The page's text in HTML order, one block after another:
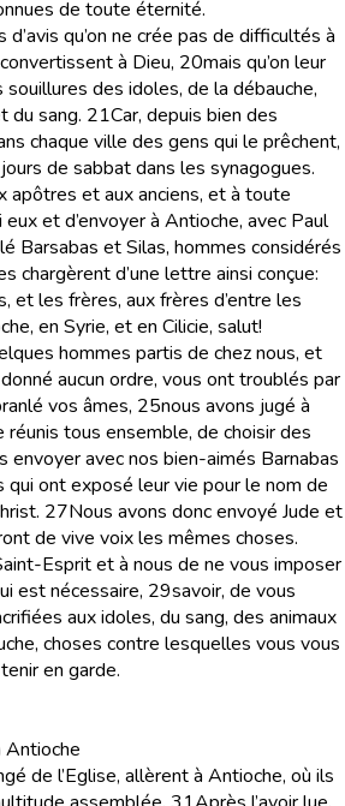
de toute éternité.
d’avis qu’on ne crée pas de difficultés à
à Dieu, 20mais qu’on leur
souillures des idoles, de la débauche,
du sang. 21Car, depuis bien des
chaque ville des gens qui le prêchent,
de sabbat dans les synagogues.
apôtres et aux anciens, et à toute
eux et d’envoyer à Antioche, avec Paul
Barsabas et Silas, hommes considérés
chargèrent d’une lettre ainsi conçue:
et les frères, aux frères d’entre les
en Syrie, et en Cilicie, salut!
hommes partis de chez nous, et
aucun ordre, vous ont troublés par
vos âmes, 25nous avons jugé à
tous ensemble, de choisir des
avec nos bien-aimés Barnabas
qui ont exposé leur vie pour le nom de
27Nous avons donc envoyé Jude et
de vive voix les mêmes choses.
Esprit et à nous de ne vous imposer
est nécessaire, 29savoir, de vous
aux idoles, du sang, des animaux
choses contre lesquelles vous vous
en garde.
Antioche
de l’Eglise, allèrent à Antioche, où ils